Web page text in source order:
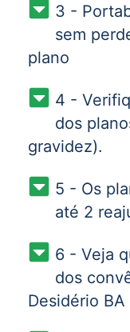
3 -
sem
plano
4 -
dos
gravidez).
5 - Os
até 2
6 - Veja
dos
Desidério BA